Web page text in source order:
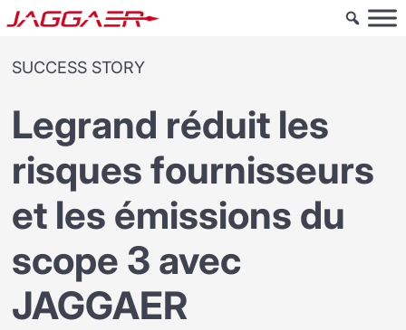
SUCCESS STORY
Legrand réduit les
risques fournisseurs
et les émissions du
scope 3 avec
JAGGAER